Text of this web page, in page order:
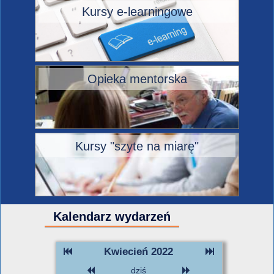
Kursy e-learningowe
Opieka mentorska
Kursy "szyte na miarę"
Kalendarz wydarzeń
Kwiecień 2022
dziś